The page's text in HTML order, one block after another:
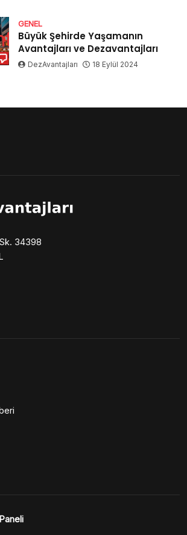
GENEL
Büyük Şehirde Yaşamanın
Avantajları ve Dezavantajları
DezAvantajları 18 Eylül 2024
34398